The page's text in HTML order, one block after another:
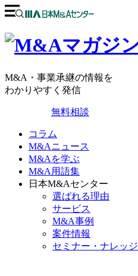
M&A・事業承継の情報を
わかりやすく発信
無料相談
コラム
M&Aニュース
M&Aを学ぶ
M&A用語集
日本M&Aセンター
選ばれる理由
サービス
M&A事例
案件情報
セミナー・ナレッジ